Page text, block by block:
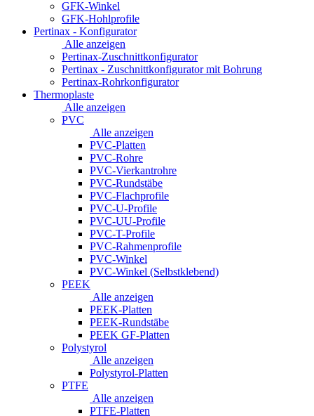
GFK-Winkel
GFK-Hohlprofile
Pertinax - Konfigurator
Alle anzeigen
Pertinax-Zuschnittkonfigurator
Pertinax - Zuschnittkonfigurator mit Bohrung
Pertinax-Rohrkonfigurator
Thermoplaste
Alle anzeigen
PVC
Alle anzeigen
PVC-Platten
PVC-Rohre
PVC-Vierkantrohre
PVC-Rundstäbe
PVC-Flachprofile
PVC-U-Profile
PVC-UU-Profile
PVC-T-Profile
PVC-Rahmenprofile
PVC-Winkel
PVC-Winkel (Selbstklebend)
PEEK
Alle anzeigen
PEEK-Platten
PEEK-Rundstäbe
PEEK GF-Platten
Polystyrol
Alle anzeigen
Polystyrol-Platten
PTFE
Alle anzeigen
PTFE-Platten